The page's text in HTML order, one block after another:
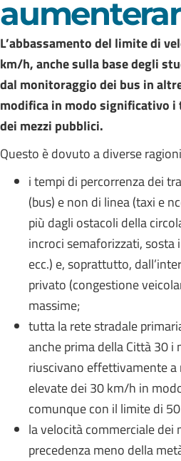
L’abbassamento del limite di
km/h, anche sulla base degli
dal monitoraggio dei bus in
modifica in modo significativo
dei mezzi pubblici.
Questo è dovuto a diverse
i tempi di percorrenza dei
(bus) e non di linea (taxi e
più dagli ostacoli della
incroci semaforizzati, sosta
ecc.) e, soprattutto,
privato (congestione
massime;
tutta la rete stradale
anche prima della Città 30 i
riuscivano effettivamente a
elevate dei 30 km/h in
comunque con il limite di
la velocità commerciale dei
precedenza meno della